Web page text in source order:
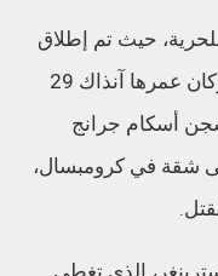
حيث تم إطلاق
سراحها لأول مرة في مارس 2013، وكان عمرها آنذاك 29
أسكام جرانج
شقة في كرومبسال،